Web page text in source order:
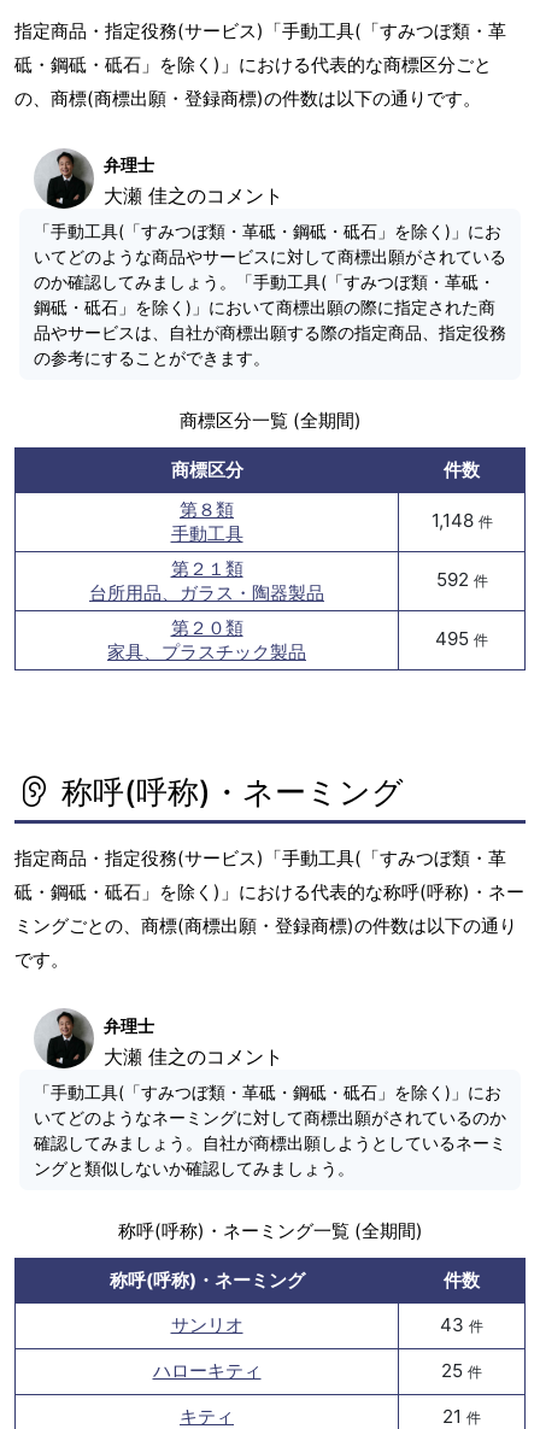
指定商品・指定役務(サービス)「手動工具(「すみつぼ類・革
砥・鋼砥・砥石」を除く)」における代表的な商標区分ごと
の、商標(商標出願・登録商標)の件数は以下の通りです。
弁理士
大瀬 佳之のコメント
「手動工具(「すみつぼ類・革砥・鋼砥・砥石」を除く)」にお
いてどのような商品やサービスに対して商標出願がされている
のか確認してみましょう。「手動工具(「すみつぼ類・革砥・
鋼砥・砥石」を除く)」において商標出願の際に指定された商
品やサービスは、自社が商標出願する際の指定商品、指定役務
の参考にすることができます。
商標区分一覧 (全期間)
商標区分
件数
第８類
手動工具
1,148 件
第２１類
台所用品、ガラス・陶器製品
592 件
第２０類
家具、プラスチック製品
495 件
称呼(呼称)・ネーミング
指定商品・指定役務(サービス)「手動工具(「すみつぼ類・革
砥・鋼砥・砥石」を除く)」における代表的な称呼(呼称)・ネー
ミングごとの、商標(商標出願・登録商標)の件数は以下の通り
です。
弁理士
大瀬 佳之のコメント
「手動工具(「すみつぼ類・革砥・鋼砥・砥石」を除く)」にお
いてどのようなネーミングに対して商標出願がされているのか
確認してみましょう。自社が商標出願しようとしているネーミ
ングと類似しないか確認してみましょう。
称呼(呼称)・ネーミング一覧 (全期間)
称呼(呼称)・ネーミング
件数
サンリオ
43 件
ハローキティ 25 件
キティ 21 件